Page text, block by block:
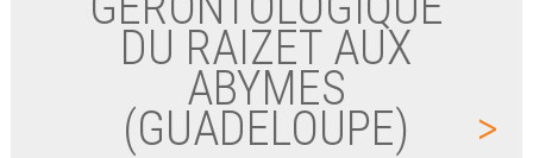
DU RAIZET AUX
ABYMES
(GUADELOUPE) >